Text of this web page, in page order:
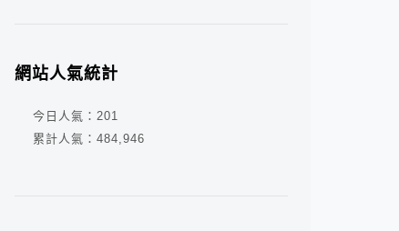
網站人氣統計
今日人氣： 201
累計人氣： 484,946